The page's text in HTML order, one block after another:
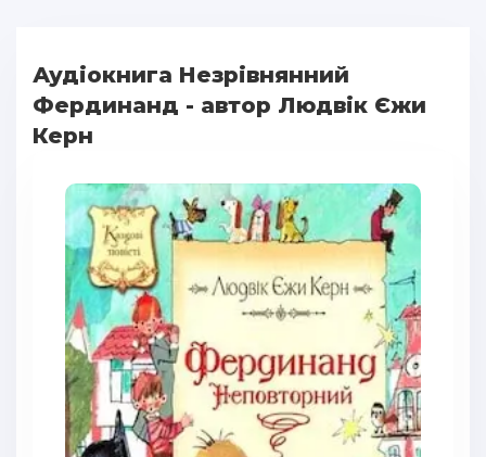
Аудіокнига Незрівнянний
Фердинанд - автор Людвік Єжи
Керн